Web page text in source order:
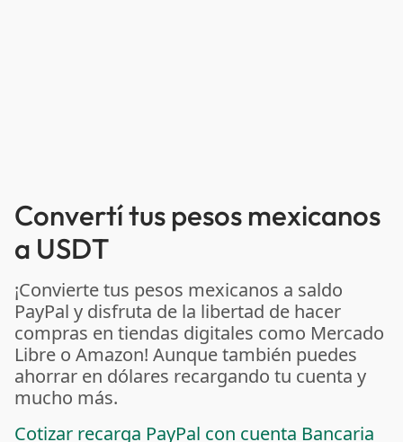
Convertí tus pesos mexicanos
a USDT
¡Convierte tus pesos mexicanos a saldo
PayPal y disfruta de la libertad de hacer
compras en tiendas digitales como Mercado
Libre o Amazon! Aunque también puedes
ahorrar en dólares recargando tu cuenta y
mucho más.
Cotizar recarga PayPal con cuenta Bancaria